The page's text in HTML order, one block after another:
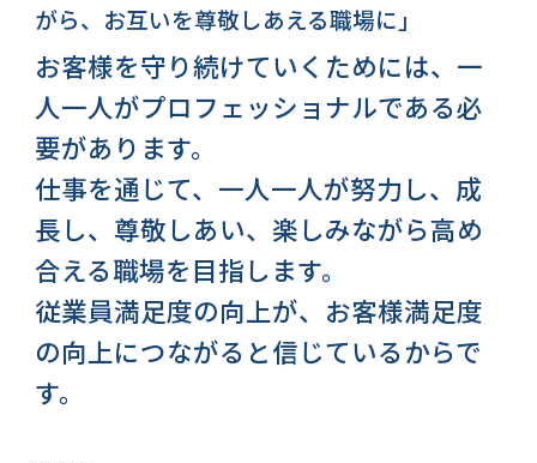
がら、 お互いを尊敬しあえる職場に」
お客様を守り続けていくためには、 一
人一人がプロフェッショナルである必
要があります。
仕事を通じて、一人一人が努力し、成
長し、尊敬しあい、 楽しみながら高め
合える職場を目指します。
従業員満足度の向上が、 お客様満足度
の向上につながると信じているからで
す。